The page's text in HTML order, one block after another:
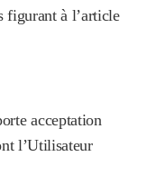
figurant à l’article
acceptation
l’Utilisateur